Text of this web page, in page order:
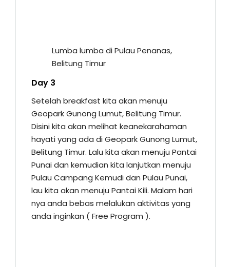
Lumba lumba di Pulau Penanas,
Belitung Timur
Day 3
Setelah breakfast kita akan menuju
Geopark Gunong Lumut, Belitung Timur.
Disini kita akan melihat keanekarahaman
hayati yang ada di Geopark Gunong Lumut,
Belitung Timur. Lalu kita akan menuju Pantai
Punai dan kemudian kita lanjutkan menuju
Pulau Campang Kemudi dan Pulau Punai,
lau kita akan menuju Pantai Kili. Malam hari
nya anda bebas melalukan aktivitas yang
anda inginkan ( Free Program ).